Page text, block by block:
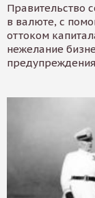
Правительство
в валюте, с
оттоком
нежелание